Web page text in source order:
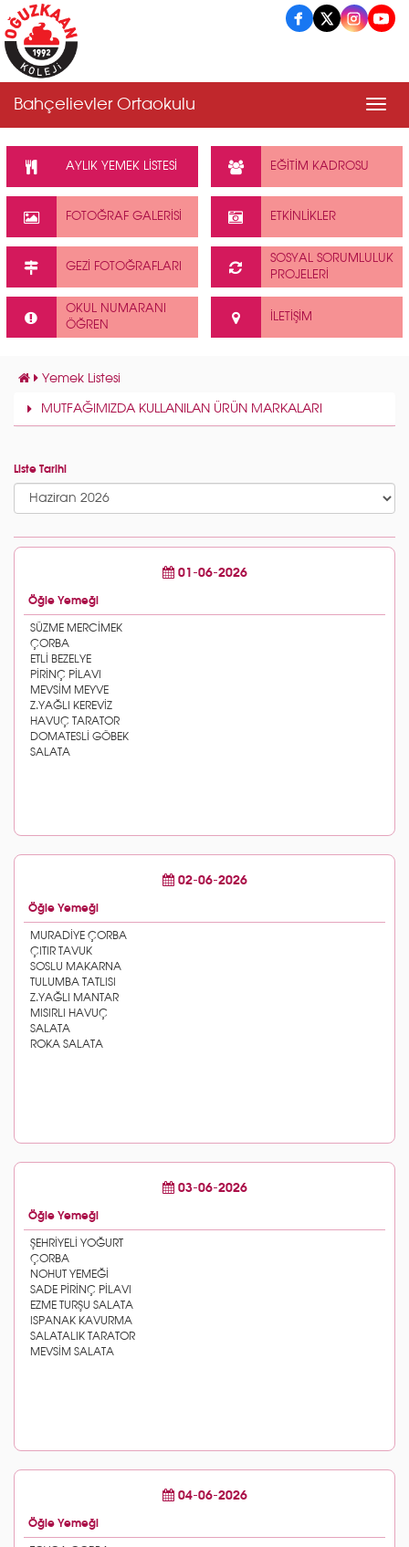
Bahçelievler Ortaokulu
Yemek Listesi
MUTFAĞIMIZDA KULLANILAN ÜRÜN MARKALARI
Liste Tarihi
01-06-2026
Öğle Yemeği
02-06-2026
Öğle Yemeği
03-06-2026
Öğle Yemeği
04-06-2026
Öğle Yemeği
AYLIK YEMEK LİSTESİ EĞİTİM KADROSU
FOTOĞRAF GALERİSİ ETKİNLİKLER
GEZİ FOTOĞRAFLARI
SOSYAL SORUMLULUK
PROJELERİ
OKUL NUMARANI
ÖĞREN
İLETİŞİM